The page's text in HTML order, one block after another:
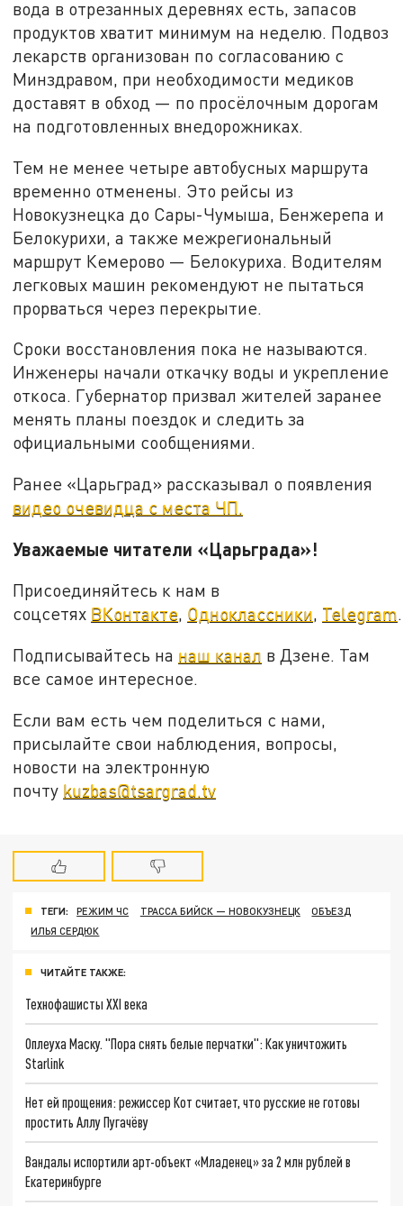
вода в отрезанных деревнях есть, запасов
продуктов хватит минимум на неделю. Подвоз
лекарств организован по согласованию с
Минздравом, при необходимости медиков
доставят в обход — по просёлочным дорогам
на подготовленных внедорожниках.
Тем не менее четыре автобусных маршрута
временно отменены. Это рейсы из
Новокузнецка до Сары-Чумыша, Бенжерепа и
Белокурихи, а также межрегиональный
маршрут Кемерово — Белокуриха. Водителям
легковых машин рекомендуют не пытаться
прорваться через перекрытие.
Сроки восстановления пока не называются.
Инженеры начали откачку воды и укрепление
откоса. Губернатор призвал жителей заранее
менять планы поездок и следить за
официальными сообщениями.
Ранее «Царьград» рассказывал о появления
видео очевидца с места ЧП.
Уважаемые читатели «Царьграда»!
Присоединяйтесь к нам в
соцсетях ВКонтакте, Одноклассники, Telegram.
Подписывайтесь на наш канал в Дзене. Там
все самое интересное.
Если вам есть чем поделиться с нами,
присылайте свои наблюдения, вопросы,
новости на электронную
почту kuzbas@tsargrad.tv
ТЕГИ: РЕЖИМ ЧС ТРАССА БИЙСК — НОВОКУЗНЕЦК
ОБЪЕЗД
ИЛЬЯ СЕРДЮК
ЧИТАЙТЕ ТАКЖЕ:
Технофашисты XXI века
Оплеуха Маску. "Пора снять белые перчатки": Как уничтожить
Starlink
Нет ей прощения: режиссер Кот считает, что русские не готовы
простить Аллу Пугачёву
Вандалы испортили арт-объект «Младенец» за 2 млн рублей в
Екатеринбурге